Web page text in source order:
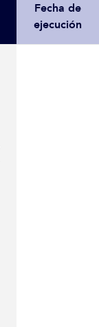
Fecha de
ejecución